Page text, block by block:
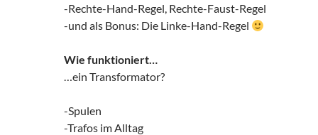
-Rechte-Hand-Regel, Rechte-Faust-Regel
-und als Bonus: Die Linke-Hand-Regel
Wie funktioniert…
…ein Transformator?
-Spulen
-Trafos im Alltag